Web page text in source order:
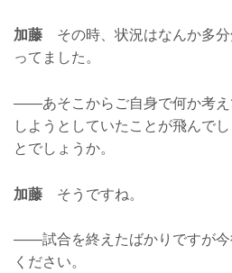
加藤 その時、状況はなんか多
ってました。
——あそこからご自身で何か考え
しようとしていたことが飛んで
とでしょうか。
加藤 そうですね。
——試合を終えたばかりですが今
ください。